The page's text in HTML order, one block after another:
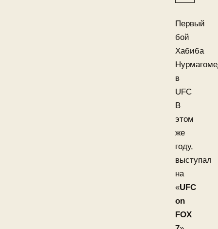
Первый
бой
Хабиба
в
UFC
В
этом
же
году,
выступал
на
«UFC
on
FOX